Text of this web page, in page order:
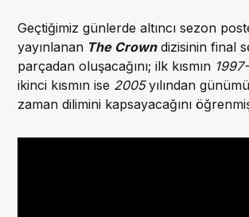
Geçtiğimiz günlerde altıncı sezon
yayınlanan The Crowndizisinin final
parçadan oluşacağını; ilk kısmın
ikinci kısmın ise 2005yılından
zaman dilimini kapsayacağını